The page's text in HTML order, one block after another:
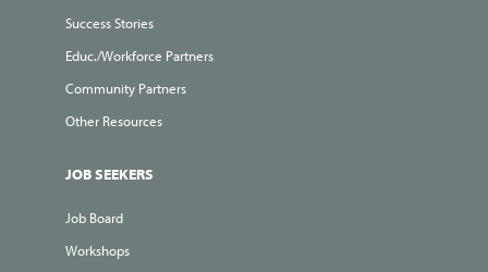
Success Stories
Educ./Workforce Partners
Community Partners
Other Resources
JOB SEEKERS
Job Board
Workshops